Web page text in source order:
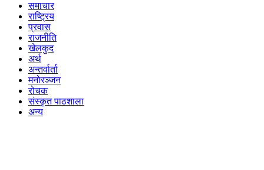
समाचार
राष्ट्रिय
प्रवास
राजनीति
खेलकुद
अर्थ
अन्तर्वार्ता
मनोरञ्जन
रोचक
संस्कृत पाठशाला
अन्य